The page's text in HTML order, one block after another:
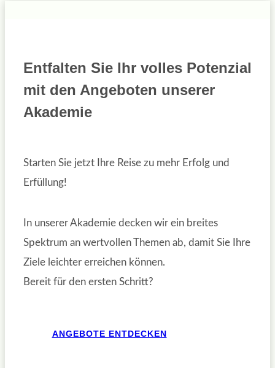
Entfalten Sie Ihr volles Potenzial
mit den Angeboten unserer
Akademie
Starten Sie jetzt Ihre Reise zu mehr Erfolg und
Erfüllung!
In unserer Akademie decken wir ein breites
Spektrum an wertvollen Themen ab, damit Sie Ihre
Ziele leichter erreichen können.
Bereit für den ersten Schritt?
ANGEBOTE ENTDECKEN